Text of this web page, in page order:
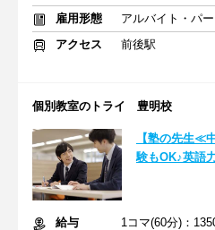
雇用形態
アルバイト・パー
アクセス
前後駅
個別教室のトライ 豊明校
【塾の先生≪
験もOK♪英語
給与
1コマ(60分)：